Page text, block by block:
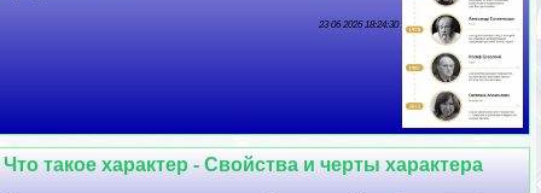
23 06 2026 18:24:30
Что такое хаpaктер - Свойства и черты хаpaктера